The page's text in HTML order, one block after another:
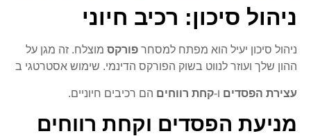
ניהול סיכון: רכיב חיוני
ניהול סיכון יעיל הוא מפתח למסחר פורקס מוצלח. זה מגן על
ההון שלך ועוזר לנווט בשוק הפורקס הדינמי. שימוש אסטרטגי ב
עצירת הפסדים ו-קחת רווחים הם רכיבים חיוניים.
מניעת הפסדים וקחת רווחים